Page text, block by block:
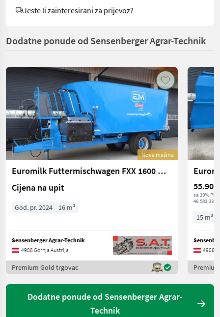
Jeste li zainteresirani za prijevoz?
Dodatne ponude od Sensenberger Agrar-Technik
Nova mašina
Euromilk Futtermischwagen FXX 1600 HD-Vollaussattung
Cijena na upit
God. pr. 2024 16 m³
Sensenberger Agrar-Technik
4906 Gornja Austrija
Premium Gold trgovac
55.900
sa 20%
46.583,33 €
15 m³
4906
Dodatne ponude od Sensenberger Agrar-
Technik